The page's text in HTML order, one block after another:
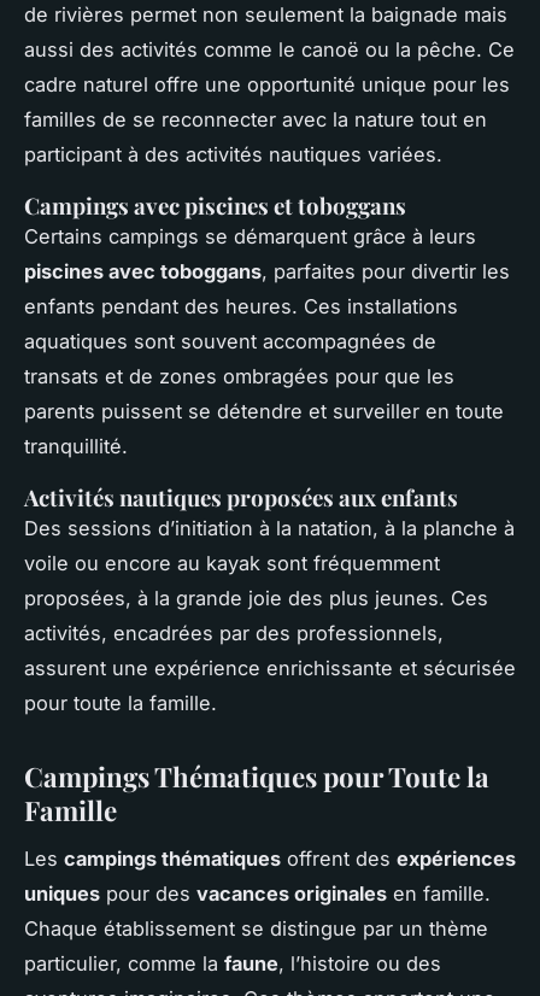
de rivières permet non seulement la baignade mais
aussi des activités comme le canoë ou la pêche. Ce
cadre naturel offre une opportunité unique pour les
familles de se reconnecter avec la nature tout en
participant à des activités nautiques variées.
Campings avec piscines et toboggans
Certains campings se démarquent grâce à leurs
piscines avec toboggans, parfaites pour divertir les
enfants pendant des heures. Ces installations
aquatiques sont souvent accompagnées de
transats et de zones ombragées pour que les
parents puissent se détendre et surveiller en toute
tranquillité.
Activités nautiques proposées aux enfants
Des sessions d’initiation à la natation, à la planche à
voile ou encore au kayak sont fréquemment
proposées, à la grande joie des plus jeunes. Ces
activités, encadrées par des professionnels,
assurent une expérience enrichissante et sécurisée
pour toute la famille.
Campings Thématiques pour Toute la
Famille
Les campings thématiques offrent des expériences
uniques pour des vacances originales en famille.
Chaque établissement se distingue par un thème
particulier, comme la faune, l’histoire ou des